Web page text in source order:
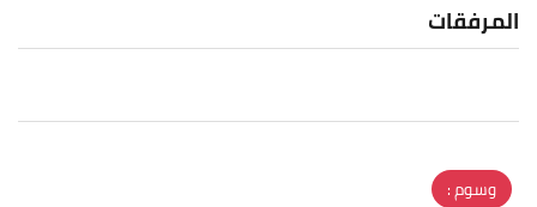
المرفقات
وسوم :